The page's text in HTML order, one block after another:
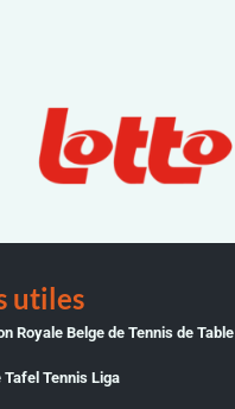
utiles
Royale Belge de Tennis de Table
Tafel Tennis Liga